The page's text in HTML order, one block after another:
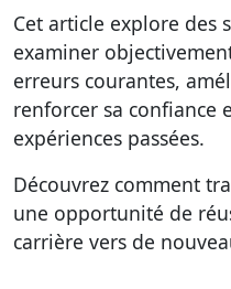
Cet article explore des
examiner
erreurs courantes,
renforcer sa confiance
expériences passées.
Découvrez comment
une opportunité de
carrière vers de